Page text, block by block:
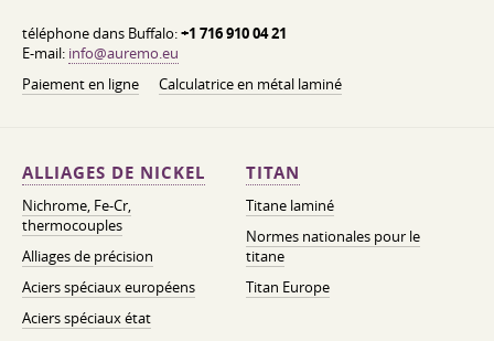
téléphone dans Buffalo:+1 716 910 04 21
E-mail: info@auremo.eu
Paiement en ligne
Calculatrice en métal laminé
ALLIAGES DE NICKEL
Nichrome, Fe-Cr,
thermocouples
Alliages de précision
Aciers spéciaux européens
Aciers spéciaux état
TITAN
Titane laminé
Normes nationales pour le
titane
Titan Europe